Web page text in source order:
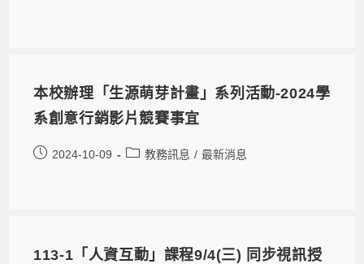
本校辦理「生源萌芽計畫」系列活動-2024學
系創意行銷影片競賽事宜
2024-10-09 教務訊息 / 最新消息
113-1「人資互動」課程9/4(三) 同步視訊授